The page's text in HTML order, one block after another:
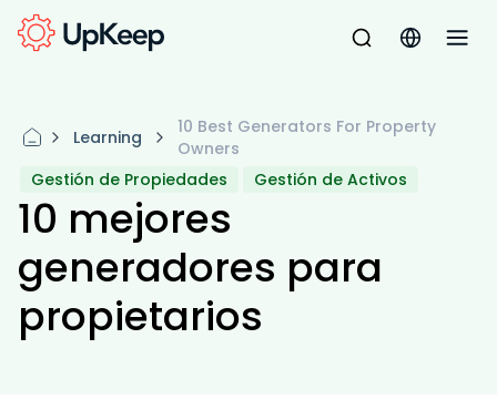
Learning
10 Best Generators For Property
Owners
Gestión de Propiedades
Gestión de Activos
10 mejores
generadores para
propietarios